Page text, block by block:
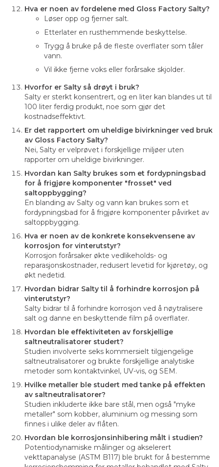
Hva er noen av fordelene med Gloss Factory Salty?
Løser opp og fjerner salt.
Etterlater en rusthemmende beskyttelse.
Trygg å bruke på de fleste overflater som tåler
vann.
Vil ikke fjerne voks eller forårsake skjolder.
Hvorfor er Salty så drøyt i bruk?
Salty er sterkt konsentrert, og en liter kan blandes ut til
100 liter ferdig produkt, noe som gjør det
kostnadseffektivt.
Er det rapportert om uheldige bivirkninger ved bruk
av Gloss Factory Salty?
Nei, Salty er velprøvet i forskjellige miljøer uten
rapporter om uheldige bivirkninger.
Hvordan kan Salty brukes som et fordypningsbad
for å frigjøre komponenter "frosset" ved
saltoppbygging?
En blanding av Salty og vann kan brukes som et
fordypningsbad for å frigjøre komponenter påvirket av
saltoppbygging.
Hva er noen av de konkrete konsekvensene av
korrosjon for vinterutstyr?
Korrosjon forårsaker økte vedlikeholds- og
reparasjonskostnader, redusert levetid for kjøretøy, og
økt nedetid.
Hvordan bidrar Salty til å forhindre korrosjon på
vinterutstyr?
Salty bidrar til å forhindre korrosjon ved å nøytralisere
salt og danne en beskyttende film på overflater.
Hvordan ble effektiviteten av forskjellige
saltneutralisatorer studert?
Studien involverte seks kommersielt tilgjengelige
saltneutralisatorer og brukte forskjellige analytiske
metoder som kontaktvinkel, UV-vis, og SEM.
Hvilke metaller ble studert med tanke på effekten
av saltneutralisatorer?
Studien inkluderte ikke bare stål, men også "myke
metaller" som kobber, aluminium og messing som
finnes i ulike deler av flåten.
Hvordan ble korrosjonsinhibering målt i studien?
Potentiodynamiske målinger og akselerert
vekttapanalyse (ASTM B117) ble brukt for å bestemme